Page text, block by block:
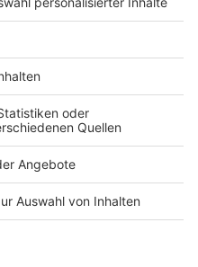
Kontakt
Studio-Hotline
Verkehrs-Hotline
Newsletter